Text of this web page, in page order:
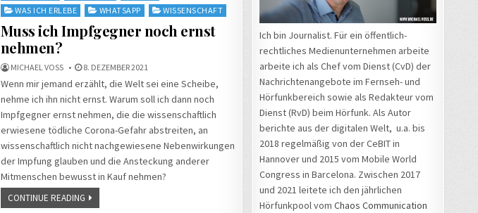
WAS ICH ERLEBE
WHATSAPP WISSENSCHAFT
Muss ich Impfgegner noch ernst
nehmen?
MICHAEL VOSS 8. DEZEMBER 2021
Wenn mir jemand erzählt, die Welt sei eine Scheibe,
nehme ich ihn nicht ernst. Warum soll ich dann noch
Impfgegner ernst nehmen, die die wissenschaftlich
erwiesene tödliche Corona-Gefahr abstreiten, an
wissenschaftlich nicht nachgewiesene Nebenwirkungen
der Impfung glauben und die Ansteckung anderer
Mitmenschen bewusst in Kauf nehmen?
CONTINUE READING
Ich bin Journalist. Für ein öffentlich-
rechtliches Medienunternehmen arbeite
arbeite ich als Chef vom Dienst (CvD) der
Nachrichtenangebote im Fernseh- und
Hörfunkbereich sowie als Redakteur vom
Dienst (RvD) beim Hörfunk. Als Autor
berichte aus der digitalen Welt, u.a. bis
2018 regelmäßig von der CeBIT in
Hannover und 2015 vom Mobile World
Congress in Barcelona. Zwischen 2017
und 2021 leitete ich den jährlichen
Hörfunkpool vom Chaos Communication